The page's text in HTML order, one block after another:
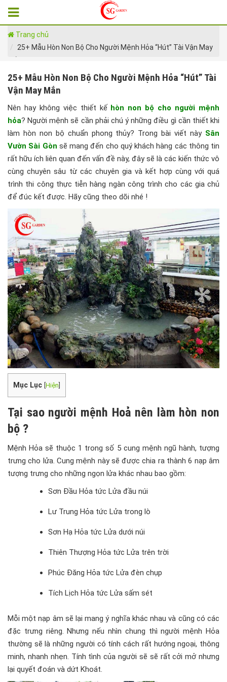
Trang chủ
25+ Mẫu Hòn Non Bộ Cho Người Mệnh Hỏa “Hút” Tài Vận May
25+ Mẫu Hòn Non Bộ Cho Người Mệnh Hỏa “Hút” Tài
Vận May Mắn
Nên hay không việc thiết kế hòn non bộ cho người mệnh
hỏa? Người mệnh sẽ cần phải chú ý những điều gì cần thiết khi
làm hòn non bộ chuẩn phong thủy? Trong bài viết này Sân
Vườn Sài Gòn sẽ mang đến cho quý khách hàng các thông tin
rất hữu ích liên quan đến vấn đề này, đây sẽ là các kiến thức vô
cùng chuyên sâu từ các chuyên gia và kết hợp cùng với quá
trình thi công thực tiễn hàng ngàn công trình cho các gia chủ
để đúc kết được. Hãy cũng theo dõi nhé !
Mục Lục [Hiện]
Tại sao người mệnh Hoả nên làm hòn non
bộ ?
Mệnh Hỏa sẽ thuộc 1 trong số 5 cung mệnh ngũ hành, tượng
trưng cho lửa. Cung mệnh này sẽ được chia ra thành 6 nạp âm
tượng trưng cho những ngọn lửa khác nhau bao gồm:
Sơn Đầu Hỏa tức Lửa đầu núi
Lư Trung Hỏa tức Lửa trong lò
Sơn Hạ Hỏa tức Lửa dưới núi
Thiên Thượng Hỏa tức Lửa trên trời
Phúc Đăng Hỏa tức Lửa đèn chụp
Tích Lịch Hỏa tức Lửa sấm sét
Mỗi một nạp âm sẽ lại mang ý nghĩa khác nhau và cũng có các
đặc trưng riêng. Nhưng nếu nhìn chung thì người mệnh Hỏa
thường sẽ là những người có tính cách rất hướng ngoại, thông
minh, nhanh nhẹn. Tính tình của người sẽ sẽ rất cởi mở nhưng
lại quyết đoán và dứt Khoát.